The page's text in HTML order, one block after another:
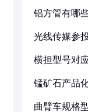
铝方管有哪
光线传媒参
横担型号对
锰矿石产品
曲臂车规格